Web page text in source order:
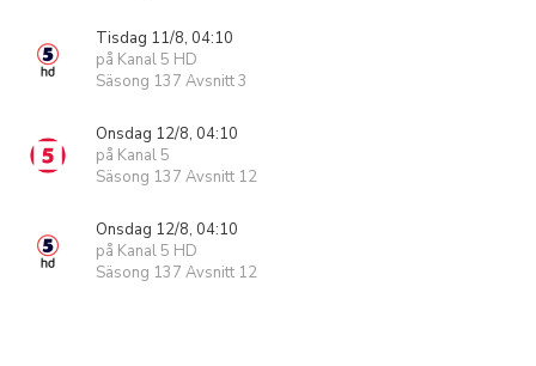
Tisdag 11/8, 04:10
på Kanal 5 HD
Säsong 137 Avsnitt 3
Onsdag 12/8, 04:10
på Kanal 5
Säsong 137 Avsnitt 12
Onsdag 12/8, 04:10
på Kanal 5 HD
Säsong 137 Avsnitt 12